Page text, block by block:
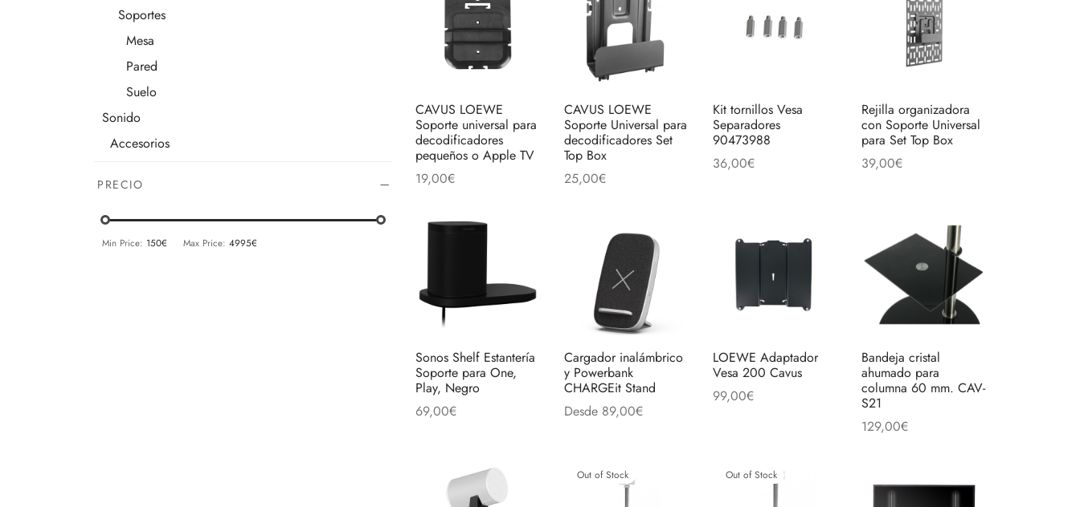
Soportes
Mesa
Pared
Suelo
Sonido
Accesorios
Soportes
Mesa
Pared
PRECIO
Min Price: 150€ Max Price: 4995€
CAVUS LOEWE
Soporte universal para
decodificadores
pequeños o Apple TV
19,00€
CAVUS LOEWE
Soporte Universal para
decodificadores Set
Top Box
25,00€
Kit tornillos Vesa
Separadores
90473988
36,00€
Rejilla organizadora
con Soporte Universal
para Set Top Box
39,00€
Sonos Shelf Estantería
Soporte para One,
Play, Negro
69,00€
Cargador inalámbrico
y Powerbank
CHARGEit Stand
Desde 89,00€
LOEWE Adaptador
Vesa 200 Cavus
99,00€
Bandeja cristal
ahumado para
columna 60 mm. CAV-
S21
129,00€
Out of Stock Out of Stock